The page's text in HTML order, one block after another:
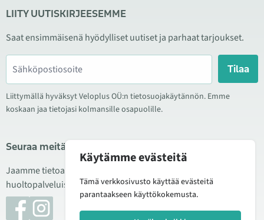
LIITY UUTISKIRJEESEMME
Saat ensimmäisenä hyödylliset uutiset ja parhaat tarjoukset.
Tilaa
Liittymällä hyväksyt Veloplus OÜ:n tietosuojakäytännön. Emme
koskaan jaa tietojasi kolmansille osapuolille.
Seuraa meitä sosiaalisessa mediassa
Jaamme tietoa hyvistä tarjouksista, uusista tuotteista ja
huoltopalveluista. Joskus julkaisemme myös tuote-esittelyjä.
Käytämme evästeitä
Tämä verkkosivusto käyttää evästeitä
parantaakseen käyttökokemusta.